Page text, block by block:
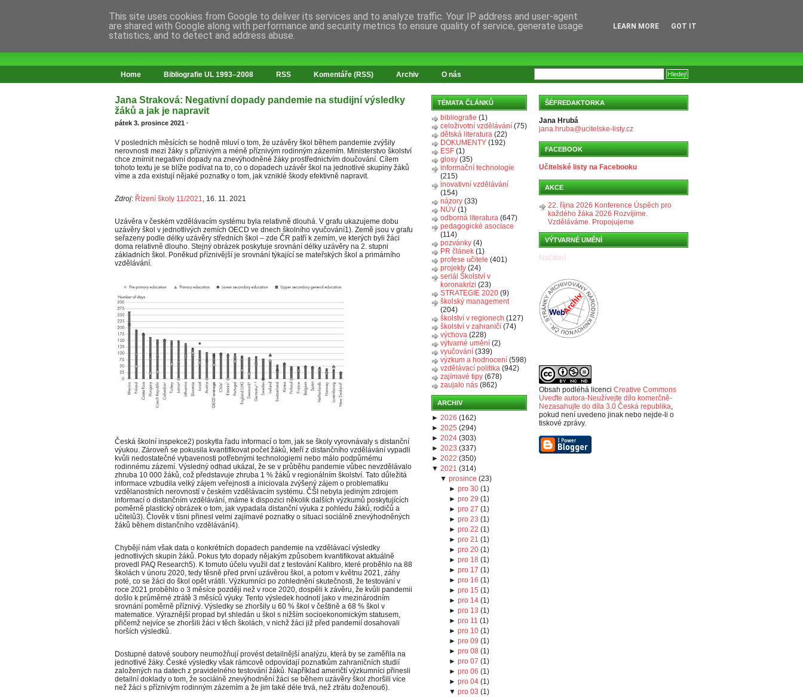
Home Bibliografie UL 1993–2008 RSS Komentáře (RSS) Archiv O nás
Jana Straková: Negativní dopady pandemie na studijní výsledky
žáků a jak je napravit
pátek 3. prosince 2021 ·
V posledních měsících se hodně mluví o tom, že uzávěry škol během pandemie zvýšily
nerovnosti mezi žáky s příznivým a méně příznivým rodinným zázemím. Ministerstvo školství
chce zmírnit negativní dopady na znevýhodněné žáky prostřednictvím doučování. Cílem
tohoto textu je se blíže podívat na to, co o dopadech uzávěr škol na jednotlivé skupiny žáků
víme a zda existují nějaké poznatky o tom, jak vzniklé škody efektivně napravit.
Zdroj: Řízení školy 11/2021, 16. 11. 2021
Uzávěra v českém vzdělávacím systému byla relativně dlouhá. V grafu ukazujeme dobu
uzávěry škol v jednotlivých zemích OECD ve dnech školního vyučování1). Země jsou v grafu
seřazeny podle délky uzávěry středních škol – zde ČR patří k zemím, ve kterých byli žáci
doma relativně dlouho. Stejný obrázek poskytuje srovnání délky uzávěry na 2. stupni
základních škol. Poněkud příznivější je srovnání týkající se mateřských škol a primárního
vzdělávání.
Česká školní inspekce2) poskytla řadu informací o tom, jak se školy vyrovnávaly s distanční
výukou. Zároveň se pokusila kvantifikovat počet žáků, kteří z distančního vzdělávání vypadli
kvůli nedostatečné vybavenosti potřebnými technologiemi nebo málo podpůrnému
rodinnému zázemí. Výsledný odhad ukázal, že se v průběhu pandemie vůbec nevzdělávalo
zhruba 10 000 žáků, což představuje zhruba 1 % žáků v regionálním školství. Tato důležitá
informace vzbudila velký zájem veřejnosti a iniciovala zvýšený zájem o problematiku
vzdělanostních nerovností v českém vzdělávacím systému. ČŠI nebyla jediným zdrojem
informací o distančním vzdělávání, máme k dispozici několik dalších výzkumů poskytujících
poměrně plastický obrázek o tom, jak vypadala distanční výuka z pohledu žáků, rodičů a
učitelů3). Člověk v tísni přinesl velmi zajímavé poznatky o situaci sociálně znevýhodněných
žáků během distančního vzdělávání4).
Chybějí nám však data o konkrétních dopadech pandemie na vzdělávací výsledky
jednotlivých skupin žáků. Pokus tyto dopady nějakým způsobem kvantifikovat aktuálně
provedl PAQ Research5). K tomuto účelu využil dat z testování Kalibro, které proběhlo na 88
školách v únoru 2020, tedy těsně před první uzávěrou škol, a potom v květnu 2021, záhy
poté, co se žáci do škol opět vrátili. Výzkumníci po zohlednění skutečnosti, že testování v
roce 2021 proběhlo o 3 měsíce později než v roce 2020, dospěli k závěru, že kvůli pandemii
došlo k průměrné ztrátě 3 měsíců výuky. Tento výsledek hodnotí jako v mezinárodním
srovnání poměrně příznivý. Výsledky se zhoršily u 60 % škol v češtině a 68 % škol v
matematice. Výraznější propad byl shledán u škol s nižším socioekonomickým statusem,
přičemž nejvíce se zhoršili žáci v těch školách, v nichž žáci již před pandemií dosahovali
horších výsledků.
Dostupné datové soubory neumožňují provést detailnější analýzu, která by se zaměřila na
jednotlivé žáky. České výsledky však rámcově odpovídají poznatkům zahraničních studií
založených na datech z pravidelného testování žáků. Například američtí výzkumníci přinesli
detailní doklady o tom, že sociálně znevýhodnění žáci se během uzávěry škol zhoršili více
než žáci s příznivým rodinným zázemím a že jim také déle trvá, než ztrátu doženou6).
TÉMATA ČLÁNKŮ
bibliografie (1)
celoživotní vzdělávání (75)
dětská literatura (22)
DOKUMENTY (192)
ESF (1)
glosy (35)
informační technologie
(215)
inovativní vzdělávání
(154)
názory (33)
NÚV (1)
odborná literatura (647)
pedagogické asociace
(114)
pozvánky (4)
PR článek (1)
profese učitele (401)
projekty (24)
seriál Školství v
koronakrizi (23)
STRATEGIE 2020 (9)
školský management
(204)
školství v regionech (127)
školství v zahraničí (74)
výchova (228)
výtvarné umění (2)
vyučování (339)
výzkum a hodnocení (598)
vzdělávací politika (942)
zajímavé tipy (678)
zaujalo nás (862)
ARCHIV
► 2026 (162)
► 2025 (294)
► 2024 (303)
► 2023 (337)
► 2022 (350)
▼ 2021 (314)
▼prosince (23)
► pro 30(1)
► pro 29 (1)
► pro 27 (1)
► pro 23 (1)
► pro 22 (1)
► pro 21 (1)
► pro 20(1)
► pro 18 (1)
► pro 17 (1)
► pro 16 (1)
► pro 15 (1)
► pro 14(1)
► pro 13 (1)
► pro 11 (1)
► pro 10(1)
► pro 09 (1)
► pro 08 (1)
► pro 07 (1)
► pro 06 (1)
► pro 04(1)
▼ pro 03 (1)
ŠÉFREDAKTORKA
Jana Hrubá
jana.hruba@ucitelske-listy.cz
FACEBOOK
Učitelské listy na Facebooku
AKCE
22. října 2026 Konference Úspěch pro
každého žáka 2026 Rozvíjíme.
Vzděláváme. Propojujeme
VÝTVARNÉ UMĚNÍ
Načítání
Obsah podléhá licenci Creative Commons
Uveďte autora-Neužívejte dílo komerčně-
Nezasahujte do díla 3.0 Česká republika,
pokud není uvedeno jinak nebo nejde-li o
tiskové zprávy.
This site uses cookies from Google to deliver its services and to analyze traffic. Your IP address and user-agent
are shared with Google along with performance and security metrics to ensure quality of service, generate usage
statistics, and to detect and address abuse.
LEARN MORE GOT IT